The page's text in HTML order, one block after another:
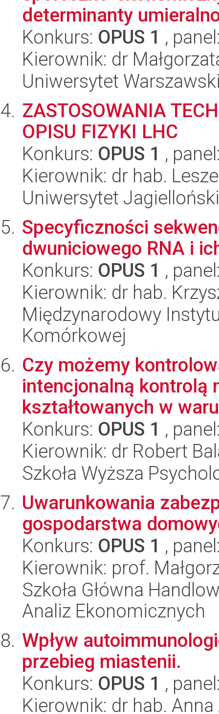
determinanty
Konkurs: OPUS 1 ,
Kierownik: dr
Uniwersytet
ZASTOSOWANIA
OPISU FIZYKI LHC
Konkurs: OPUS 1 ,
Kierownik: dr hab.
Uniwersytet Jagielloński
Specyficzności
dwuniciowego RNA i
Konkurs: OPUS 1 ,
Kierownik: dr hab.
Międzynarodowy
Komórkowej
Czy możemy
intencjonalną kontrolą
kształtowanych w
Konkurs: OPUS 1 ,
Kierownik: dr Robert
Szkoła Wyższa
Uwarunkowania
gospodarstwa
Konkurs: OPUS 1 ,
Kierownik: prof.
Szkoła Główna
Analiz Ekonomicznych
Wpływ
przebieg miastenii.
Konkurs: OPUS 1 ,
Kierownik: dr hab.